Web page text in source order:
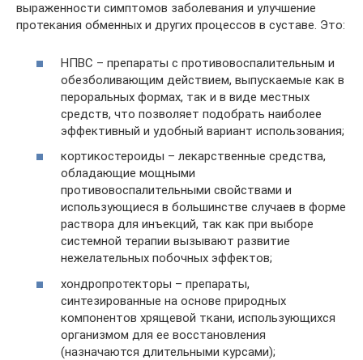
выраженности симптомов заболевания и улучшение
протекания обменных и других процессов в суставе. Это:
НПВС – препараты с противовоспалительным и
обезболивающим действием, выпускаемые как в
пероральных формах, так и в виде местных
средств, что позволяет подобрать наиболее
эффективный и удобный вариант использования;
кортикостероиды – лекарственные средства,
обладающие мощными
противовоспалительными свойствами и
использующиеся в большинстве случаев в форме
раствора для инъекций, так как при выборе
системной терапии вызывают развитие
нежелательных побочных эффектов;
хондропротекторы – препараты,
синтезированные на основе природных
компонентов хрящевой ткани, использующихся
организмом для ее восстановления
(назначаются длительными курсами);